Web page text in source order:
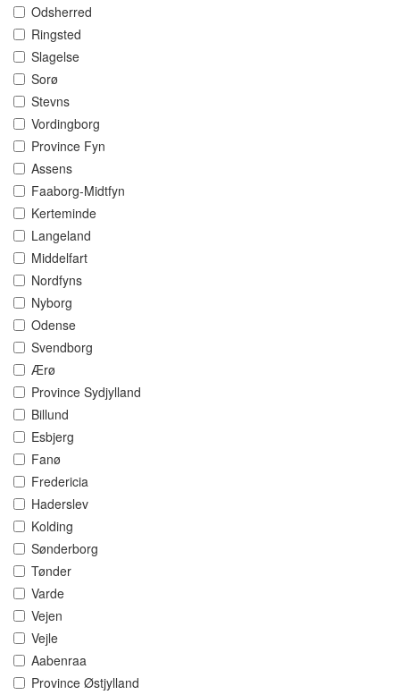
Odsherred
Ringsted
Slagelse
Sorø
Stevns
Vordingborg
Province Fyn
Assens
Faaborg-Midtfyn
Kerteminde
Langeland
Middelfart
Nordfyns
Nyborg
Odense
Svendborg
Ærø
Province Sydjylland
Billund
Esbjerg
Fanø
Fredericia
Haderslev
Kolding
Sønderborg
Tønder
Varde
Vejen
Vejle
Aabenraa
Province Østjylland